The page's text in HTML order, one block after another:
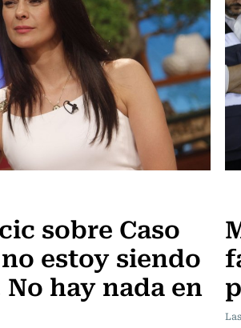
sobre Caso
estoy siendo
hay nada en